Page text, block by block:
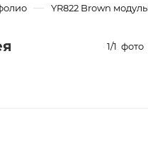
— YR822 Brown
1/1 фото